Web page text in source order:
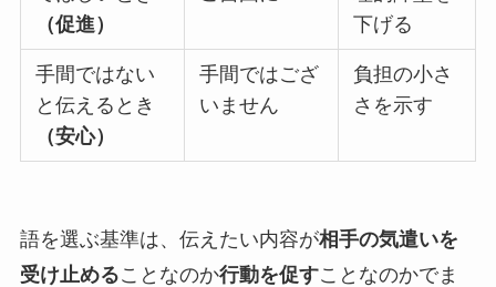
（促進）
下げる
手間ではない
と伝えるとき
（安心）
手間ではござ
いません
負担の小さ
さを示す
語を選ぶ基準は、伝えたい内容が相手の気遣いを
受け止めることなのか行動を促すことなのかでま